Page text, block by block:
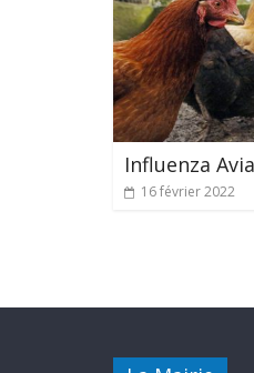
Influenza
16 février 2022